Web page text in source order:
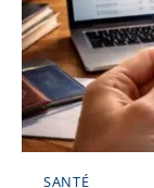
SANTÉ